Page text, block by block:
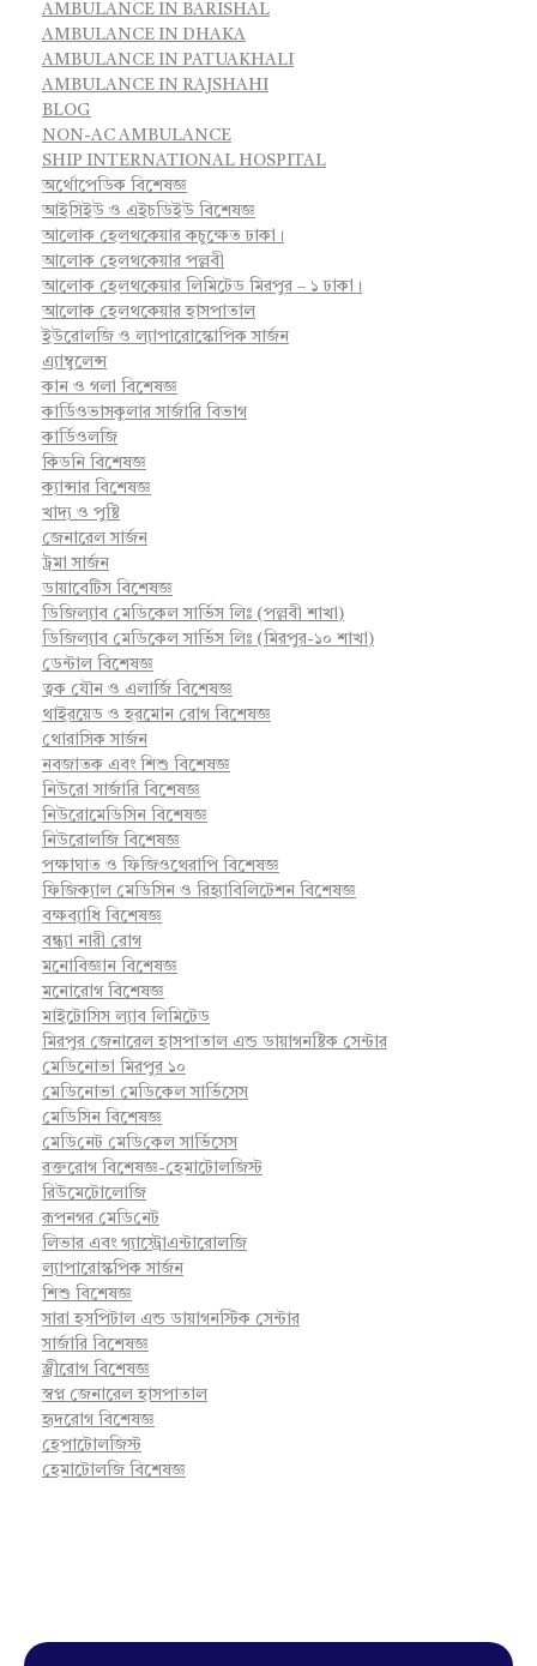
AMBULANCE IN BARISHAL
AMBULANCE IN DHAKA
AMBULANCE IN PATUAKHALI
AMBULANCE IN RAJSHAHI
BLOG
NON-AC AMBULANCE
SHIP INTERNATIONAL HOSPITAL
অর্থোপেডিক বিশেষজ্ঞ
আইসিইউ ও এইচডিইউ বিশেষজ্ঞ
আলোক হেলথকেয়ার কচুক্ষেত ঢাকা।
আলোক হেলথকেয়ার পল্লবী
আলোক হেলথকেয়ার লিমিটেড মিরপুর – ১ ঢাকা।
আলোক হেলথকেয়ার হাসপাতাল
ইউরোলজি ও ল্যাপারোস্কোপিক সার্জন
এ্যাম্বুলেন্স
কান ও গলা বিশেষজ্ঞ
কার্ডিওভাসকুলার সার্জারি বিভাগ
কার্ডিওলজি
কিডনি বিশেষজ্ঞ
ক্যান্সার বিশেষজ্ঞ
খাদ্য ও পুষ্টি
জেনারেল সার্জন
ট্রমা সার্জন
ডায়াবেটিস বিশেষজ্ঞ
ডিজিল্যাব মেডিকেল সার্ভিস লিঃ (পল্লবী শাখা)
ডিজিল্যাব মেডিকেল সার্ভিস লিঃ (মিরপুর-১০ শাখা)
ডেন্টাল বিশেষজ্ঞ
ত্বক যৌন ও এলার্জি বিশেষজ্ঞ
থাইরয়েড ও হরমোন রোগ বিশেষজ্ঞ
থোরাসিক সার্জন
নবজাতক এবং শিশু বিশেষজ্ঞ
নিউরো সার্জারি বিশেষজ্ঞ
নিউরোমেডিসিন বিশেষজ্ঞ
নিউরোলজি বিশেষজ্ঞ
পক্ষাঘাত ও ফিজিওথেরাপি বিশেষজ্ঞ
ফিজিক্যাল মেডিসিন ও রিহ্যাবিলিটেশন বিশেষজ্ঞ
বক্ষব্যাধি বিশেষজ্ঞ
বন্ধ্যা নারী রোগ
মনোবিজ্ঞান বিশেষজ্ঞ
মনোরোগ বিশেষজ্ঞ
মাইটোসিস ল্যাব লিমিটেড
মিরপুর জেনারেল হাসপাতাল এন্ড ডায়াগনষ্টিক সেন্টার
মেডিনোভা মিরপুর ১০
মেডিনোভা মেডিকেল সার্ভিসেস
মেডিসিন বিশেষজ্ঞ
মে‌ডি‌নেট মে‌ডি‌কেল সা‌র্ভিসেস
রক্তরোগ বিশেষজ্ঞ-হেমাটোলজিস্ট
রিউমেটোলোজি
রূপনগর মে‌ডি‌নেট
লিভার এবং গ্যাস্ট্রোএন্টারোলজি
ল্যাপারোস্কপিক সার্জন
শিশু বিশেষজ্ঞ
সারা হসপিটাল এন্ড ডায়াগনস্টিক সেন্টার
সার্জারি বিশেষজ্ঞ
স্ত্রীরোগ বিশেষজ্ঞ
স্বপ্ন জেনারেল হাসপাতাল
হৃদরোগ বিশেষজ্ঞ
হেপাটোলজিস্ট
হেমাটোলজি বিশেষজ্ঞ